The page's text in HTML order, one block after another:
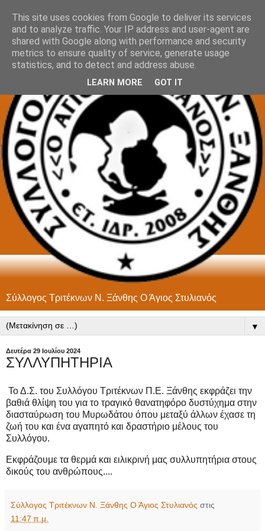
Σύλλογος Τριτέκνων Ν. Ξάνθης Ο Άγιος Στυλιανός
▼
Δευτέρα 29 Ιουλίου 2024
ΣΥΛΛΥΠΗΤΗΡΙΑ
Το Δ.Σ. του Συλλόγου Τριτέκνων Π.Ε. Ξάνθης εκφράζει την
βαθιά θλίψη του για το τραγικό θανατηφόρο δυστύχημα στην
διασταύρωση του Μυρωδάτου όπου μεταξύ άλλων έχασε τη
ζωή του και ένα αγαπητό και δραστήριο μέλους του
Συλλόγου.
Εκφράζουμε τα θερμά και ειλικρινή μας συλλυπητήρια στους
δικούς του ανθρώπους....
Σύλλογος Τριτέκνων Ν. Ξάνθης Ο Άγιος Στυλιανός στις
11:47 π.μ.
This site uses cookies from Google to deliver its services
and to analyze traffic. Your IP address and user-agent are
shared with Google along with performance and security
metrics to ensure quality of service, generate usage
statistics, and to detect and address abuse.
LEARN MORE GOT IT